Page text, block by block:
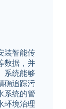
装智能传
数据，并
系统能够
确追踪污
系统的管
环境治理